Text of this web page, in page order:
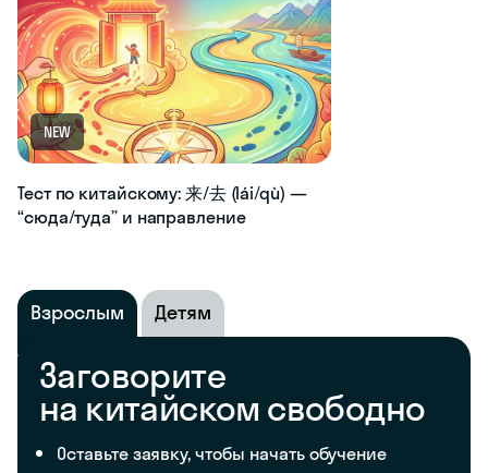
NEW
Тест по китайскому: 来/去 (lái/qù) —
“сюда/туда” и направление
Взрослым Детям
Заговорите
на китайском свободно
Оставьте заявку, чтобы начать обучение